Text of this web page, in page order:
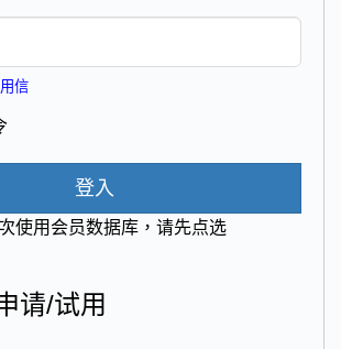
信
登入
使用会员数据库，请先点选
请/试用